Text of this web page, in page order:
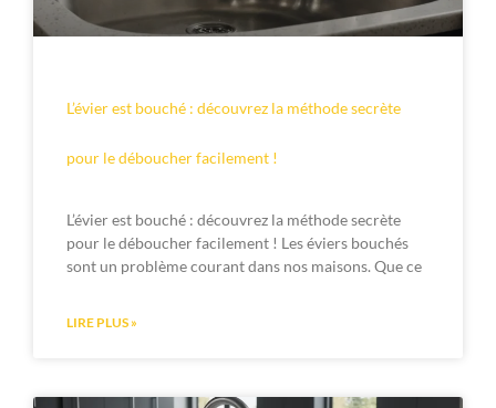
L’évier est bouché : découvrez la méthode secrète
pour le déboucher facilement !
L’évier est bouché : découvrez la méthode secrète
pour le déboucher facilement ! Les éviers bouchés
sont un problème courant dans nos maisons. Que ce
LIRE PLUS »